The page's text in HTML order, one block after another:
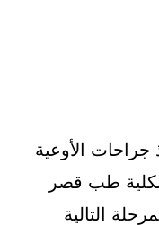
جراحات الأوعية
طب قصر
التالية